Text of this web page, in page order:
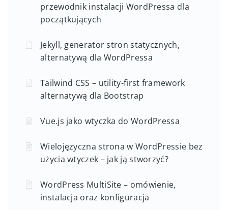
przewodnik instalacji WordPressa dla
początkujących
Jekyll, generator stron statycznych,
alternatywą dla WordPressa
Tailwind CSS – utility-first framework
alternatywą dla Bootstrap
Vue.js jako wtyczka do WordPressa
Wielojęzyczna strona w WordPressie bez
użycia wtyczek – jak ją stworzyć?
WordPress MultiSite – omówienie,
instalacja oraz konfiguracja